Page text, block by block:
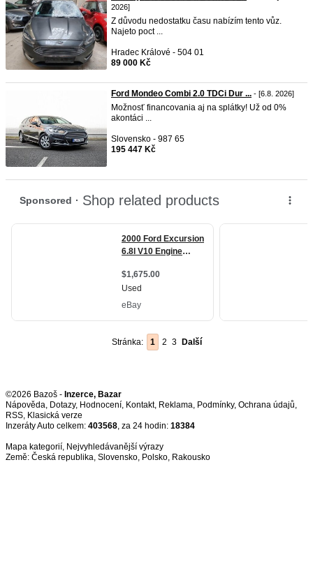
2026]
Z důvodu nedostatku času nabízím tento vůz.
Najeto poct ...
Hradec Králové - 504 01
89 000 Kč
Ford Mondeo Combi 2.0 TDCi Dur ... - [6.8. 2026]
Možnosť financovania aj na splátky! Už od 0%
akontáci ...
Slovensko - 987 65
195 447 Kč
Stránka: 1 2 3 Další
©2026 Bazoš - Inzerce, Bazar
Nápověda, Dotazy, Hodnocení, Kontakt, Reklama, Podmínky, Ochrana údajů,
RSS,
Inzeráty Auto celkem: 403568, za 24 hodin: 18384
Mapa kategorií, Nejvyhledávanější výrazy
Země: Česká republika, Slovensko, Polsko, Rakousko